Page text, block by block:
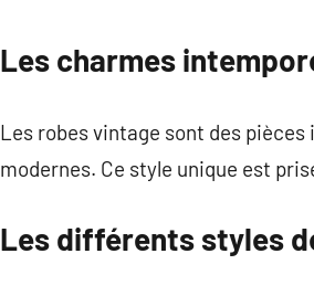
Les charmes
Les robes vintage sont des
modernes. Ce style unique est
Les différents styles